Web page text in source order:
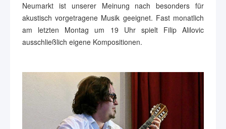
Neumarkt ist unserer Meinung nach besonders für
akustisch vorgetragene Musik geeignet. Fast monatlich
am letzten Montag um 19 Uhr spielt Filip Alilovic
ausschließlich eigene Kompositionen.